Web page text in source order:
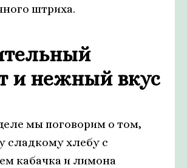
штриха.
и нежный вкус
мы поговорим о том,
сладкому хлебу с
кабачка и лимона